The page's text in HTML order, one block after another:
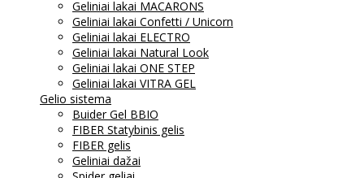
Geliniai lakai MACARONS
Geliniai lakai Confetti / Unicorn
Geliniai lakai ELECTRO
Geliniai lakai Natural Look
Geliniai lakai ONE STEP
Geliniai lakai VITRA GEL
Gelio sistema
Buider Gel BBIO
FIBER Statybinis gelis
FIBER gelis
Geliniai dažai